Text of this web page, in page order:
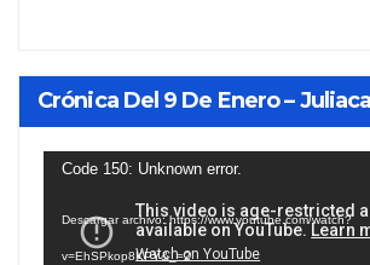
Crónica Del 9 De Enero – Juliaca
Reproductor
vídeo
Code 150: Unknown error.
Descargar archivo: https://www.youtube.com/watch?
v=EhSPkop8KPY&_=2